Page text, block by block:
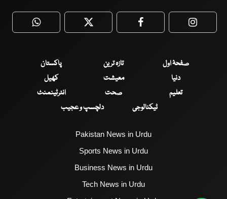
WhatsApp Twitter Facebook
صفحۂ اول تازہ ترین
پاکستان
دنیا
معیشت
کھیل
تعلیم
صحت
انٹرٹینمنٹ
ٹیکنالوجی
دلچسپ و عجیب
Pakistan News in Urdu
Sports News in Urdu
Business News in Urdu
Tech News in Urdu